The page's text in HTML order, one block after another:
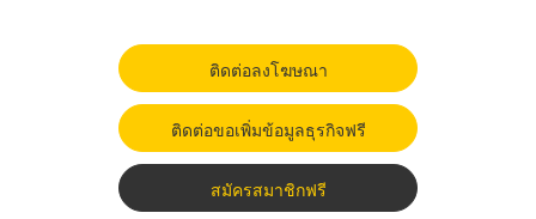
ติดต่อลงโฆษณา
ติดต่อขอเพิ่มข้อมูลธุรกิจฟรี
สมัครสมาชิกฟรี